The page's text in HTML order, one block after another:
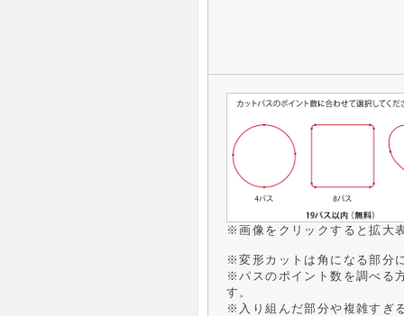
※画像をクリックすると拡大
※変形カットは角になる部分
※パスのポイント数を調べる
す。
※入り組んだ部分や複雑すぎ